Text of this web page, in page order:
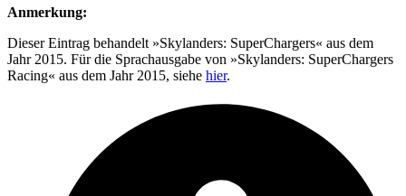
Anmerkung:
Dieser Eintrag behandelt »Skylanders: SuperChargers« aus dem
Jahr 2015. Für die Sprachausgabe von »Skylanders: SuperChargers
Racing« aus dem Jahr 2015, siehe hier.